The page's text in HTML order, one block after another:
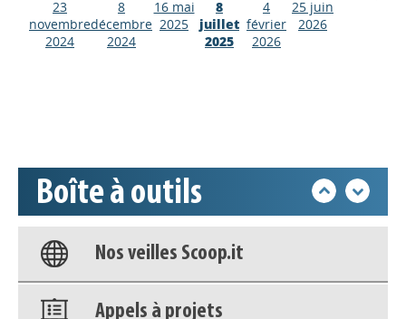
23
novembre
2024
8
décembre
2024
16 mai
2025
8
juillet
2025
4
février
2026
25 juin
2026
Boîte à outils
Appels à projets
Base documentaire
Nos veilles Scoop.it
Appels à projets